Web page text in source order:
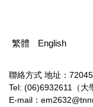
繁體 English
聯絡方式 地址：
Tel: (06)6932611（大
E-mail：